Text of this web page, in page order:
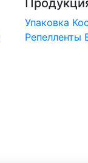
Упаковка
Репелленты